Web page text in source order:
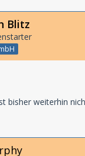
könnte...
Wunder
Bohlmann
Gastell
Blitz
bisher weiterhin